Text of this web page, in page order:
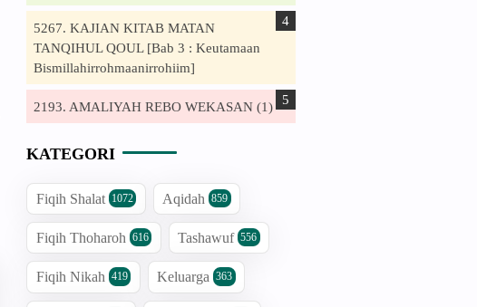
5267. KAJIAN KITAB MATAN
TANQIHUL QOUL [Bab 3 : Keutamaan
Bismillahirrohmaanirrohiim]
2193. AMALIYAH REBO WEKASAN (1)
KATEGORI
Fiqih Shalat 1072 Aqidah 859
Fiqih Thoharoh 616 Tashawuf 556
Fiqih Nikah 419 Keluarga 363